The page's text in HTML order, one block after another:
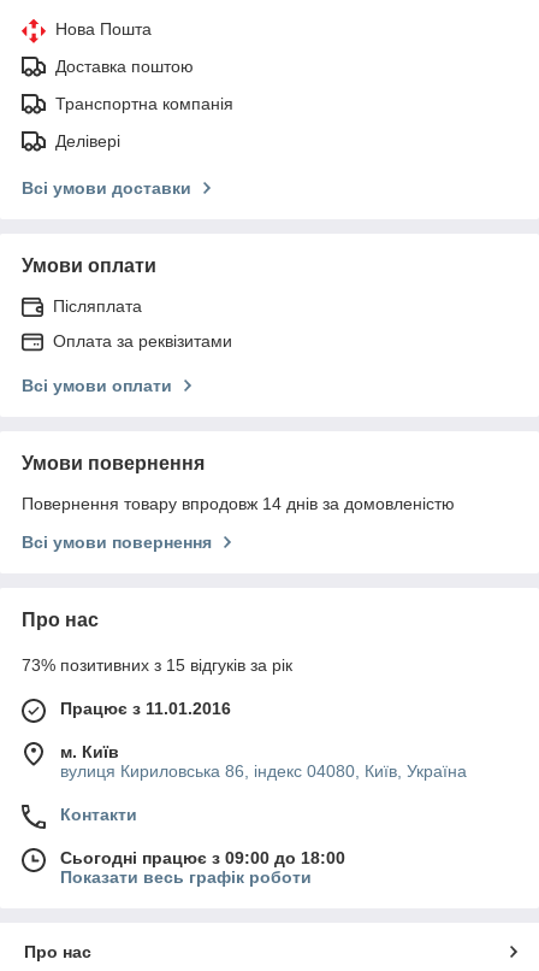
Нова Пошта
Доставка поштою
Транспортна компанія
Делівері
Всі умови доставки
Умови оплати
Післяплата
Оплата за реквізитами
Всі умови оплати
Умови повернення
Повернення товару впродовж 14 днів за домовленістю
Всі умови повернення
Про нас
73% позитивних з 15 відгуків за рік
Працює з 11.01.2016
м. Київ
вулиця Кириловська 86, індекс 04080, Київ, Україна
Контакти
Сьогодні працює з 09:00 до 18:00
Показати весь графік роботи
Про нас